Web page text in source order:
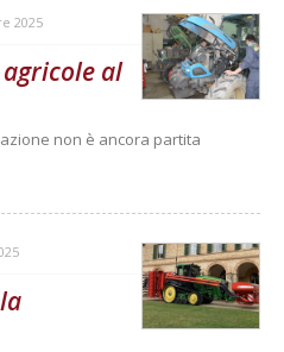
2025
al
non è ancora partita